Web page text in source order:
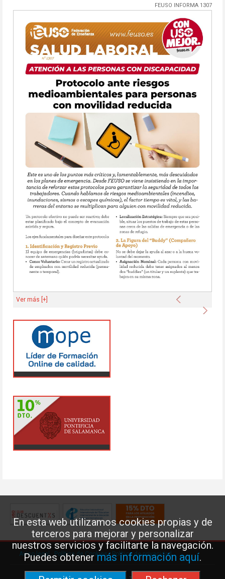
En esta web utilizamos cookies propias y de
terceros para mejorar y personalizar
nuestros servicios y facilitarte la navegación.
Puedes obtenermás información aquí.
FEUSO INFORMA 1307
Anterior
Ver más [+]
Aviso legal·Política de Cookies·Política de privacidad